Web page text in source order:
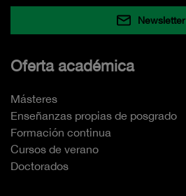
Newsletter
Oferta académica
Másteres
Enseñanzas propias de posgrado
Formación continua
Cursos de verano
Doctorados